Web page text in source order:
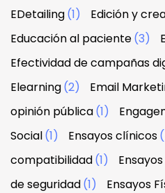
EDetailing(1) Edición y
Educación al paciente(3)
Efectividad de campañas
Elearning(2) Email
opinión pública(1)
Social(1) Ensayos clínicos
compatibilidad(1)
de seguridad(1) Ensayos